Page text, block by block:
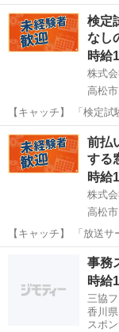
は経験や資格一切不問のお仕事も多
のスキマワーク ...検定
なし
時給
株式
高松市
【キャッチ】 「検定
未経験OK！土日祝基本休み！週
ステム24には経験や資格一切
ーク ＃週2のスキ...
香川 高松市 電
前払
する
時給
株式
高松市
【キャッチ】 「放送
ンター！週3日～OK！未経験歓
システム24なら前払
のライフスタイルに合
高松市 電
事務
時給
三協
香川県
スポ